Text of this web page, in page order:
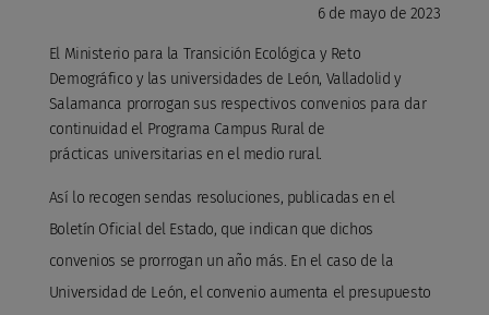
6 de mayo de 2023
El Ministerio para la Transición Ecológica y Reto
Demográfico y las universidades de León, Valladolid y
Salamanca prorrogan sus respectivos convenios para dar
continuidad el Programa Campus Rural de
prácticas universitarias en el medio rural.
Así lo recogen sendas resoluciones, publicadas en el
Boletín Oficial del Estado, que indican que dichos
convenios se prorrogan un año más. En el caso de la
Universidad de León, el convenio aumenta el presupuesto